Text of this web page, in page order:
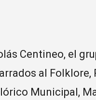
Centineo, el
al Folklore,
Municipal,